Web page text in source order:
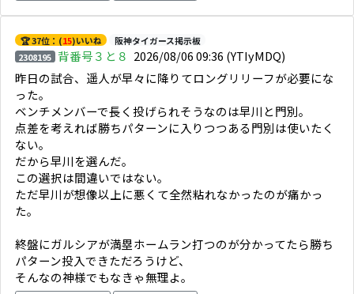
🏆 37位：(15)いいね
阪神タイガース掲示板
2308195 背番号３と８ 2026/08/06 09:36 (YTIyMDQ)
昨日の試合、遥人が早々に降りてロングリリーフが必要にな
った。
ベンチメンバーで長く投げられそうなのは早川と門別。
点差を考えれば勝ちパターンに入りつつある門別は使いたく
ない。
だから早川を選んだ。
この選択は間違いではない。
ただ早川が想像以上に悪くて全然粘れなかったのが痛かっ
た。
終盤にガルシアが満塁ホームラン打つのが分かってたら勝ち
パターン投入できただろうけど、
そんなの神様でもなきゃ無理よ。